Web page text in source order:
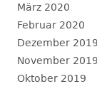
März 2020
Februar 2020
Dezember 2019
November 2019
Oktober 2019